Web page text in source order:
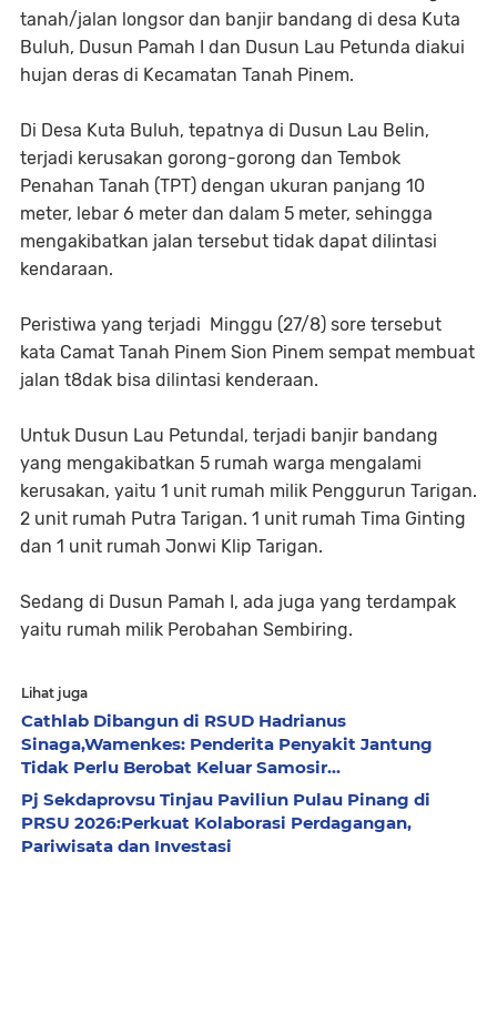
tanah/jalan longsor dan banjir bandang di desa Kuta
Buluh, Dusun Pamah I dan Dusun Lau Petunda diakui
hujan deras di Kecamatan Tanah Pinem.
Di Desa Kuta Buluh, tepatnya di Dusun Lau Belin,
terjadi kerusakan gorong-gorong dan Tembok
Penahan Tanah (TPT) dengan ukuran panjang 10
meter, lebar 6 meter dan dalam 5 meter, sehingga
mengakibatkan jalan tersebut tidak dapat dilintasi
kendaraan.
Peristiwa yang terjadi Minggu (27/8) sore tersebut
kata Camat Tanah Pinem Sion Pinem sempat membuat
jalan t8dak bisa dilintasi kenderaan.
Untuk Dusun Lau Petundal, terjadi banjir bandang
yang mengakibatkan 5 rumah warga mengalami
kerusakan, yaitu 1 unit rumah milik Penggurun Tarigan.
2 unit rumah Putra Tarigan. 1 unit rumah Tima Ginting
dan 1 unit rumah Jonwi Klip Tarigan.
Sedang di Dusun Pamah I, ada juga yang terdampak
yaitu rumah milik Perobahan Sembiring.
Lihat juga
Cathlab Dibangun di RSUD Hadrianus
Sinaga,Wamenkes: Penderita Penyakit Jantung
Tidak Perlu Berobat Keluar Samosir...
Pj Sekdaprovsu Tinjau Paviliun Pulau Pinang di
PRSU 2026:Perkuat Kolaborasi Perdagangan,
Pariwisata dan Investasi